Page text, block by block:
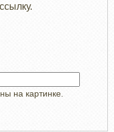
на картинке.